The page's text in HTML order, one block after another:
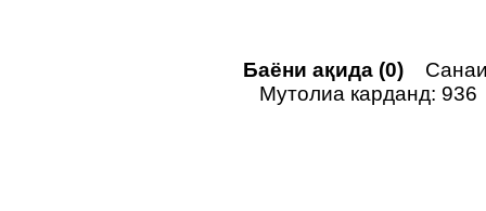
Баёни ақида (0)
Мутолиа карданд: 936